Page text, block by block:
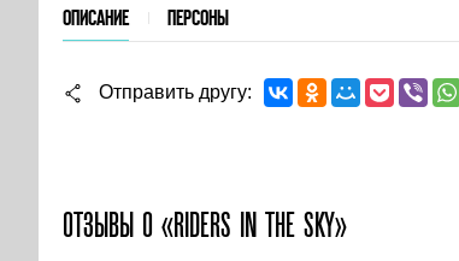
ОПИСАНИЕ ПЕРСОНЫ
Отправить другу
ОТЗЫВЫ О «RIDERS IN THE SKY»